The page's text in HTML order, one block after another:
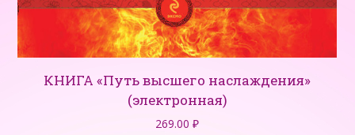
КНИГА «Путь высшего наслаждения»
(электронная)
269.00 ₽